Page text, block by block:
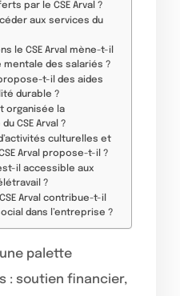
par le CSE Arval ?
aux services du
le CSE Arval mène-t-il
mentale des salariés ?
propose-t-il des aides
durable ?
organisée la
CSE Arval ?
culturelles et
Arval propose-t-il ?
est-il accessible aux
?
Arval contribue-t-il
dans l’entreprise ?
une palette
: soutien financier,